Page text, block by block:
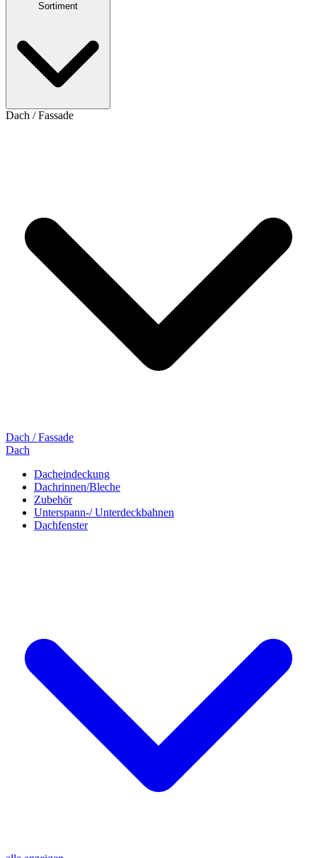
Sortiment
Dach / Fassade
Dach / Fassade
Dach
Dacheindeckung
Dachrinnen/Bleche
Zubehör
Unterspann-/ Unterdeckbahnen
Dachfenster